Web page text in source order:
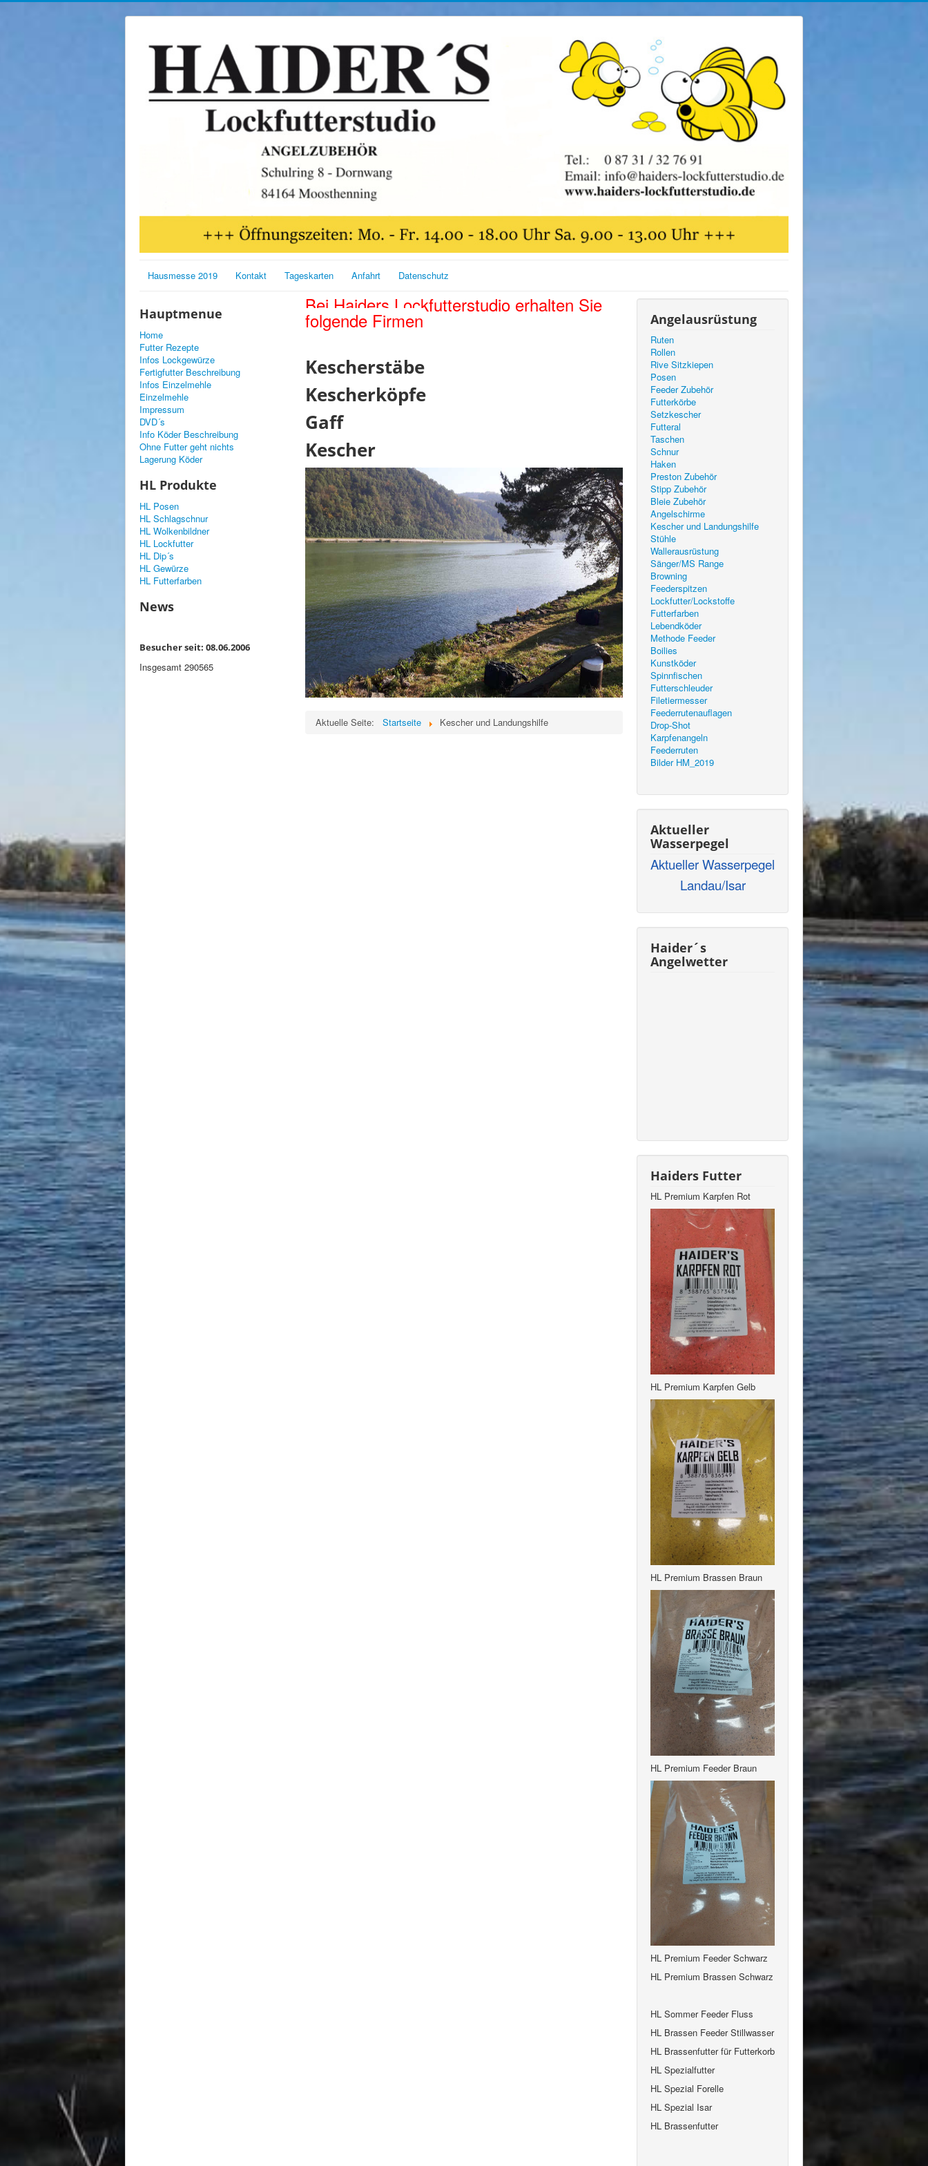
Hausmesse 2019 Kontakt Tageskarten Anfahrt Datenschutz
Hauptmenue
Home
Futter Rezepte
Infos Lockgewürze
Fertigfutter Beschreibung
Infos Einzelmehle
Einzelmehle
Impressum
DVD´s
Info Köder Beschreibung
Ohne Futter geht nichts
Lagerung Köder
HL Produkte
HL Posen
HL Schlagschnur
HL Wolkenbildner
HL Lockfutter
HL Dip´s
HL Gewürze
HL Futterfarben
News
Besucher seit: 08.06.2006
Insgesamt 290565
Bei Haiders Lockfutterstudio erhalten Sie
folgende Firmen
Kescherstäbe
Kescherköpfe
Gaff
Kescher
Aktuelle Seite: Startseite Kescher und Landungshilfe
Angelausrüstung
Ruten
Rollen
Rive Sitzkiepen
Posen
Feeder Zubehör
Futterkörbe
Setzkescher
Futteral
Taschen
Schnur
Haken
Preston Zubehör
Stipp Zubehör
Bleie Zubehör
Angelschirme
Kescher und Landungshilfe
Stühle
Wallerausrüstung
Sänger/MS Range
Browning
Feederspitzen
Lockfutter/Lockstoffe
Futterfarben
Lebendköder
Methode Feeder
Boilies
Kunstköder
Spinnfischen
Futterschleuder
Filetiermesser
Feederrutenauflagen
Drop-Shot
Karpfenangeln
Feederruten
Bilder HM_2019
Aktueller
Wasserpegel
Aktueller Wasserpegel
Landau/Isar
Haider´s
Angelwetter
Haiders Futter
HL Premium Karpfen Rot
HL Premium Karpfen Gelb
HL Premium Brassen Braun
HL Premium Feeder Braun
HL Premium Feeder Schwarz
HL Premium Brassen Schwarz
HL Sommer Feeder Fluss
HL Brassen Feeder Stillwasser
HL Brassenfutter für Futterkorb
HL Spezialfutter
HL Spezial Forelle
HL Spezial Isar
HL Brassenfutter